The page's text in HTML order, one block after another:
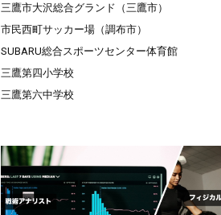
三鷹市大沢総合グランド（三鷹市）
市民西町サッカー場（調布市）
SUBARU総合スポーツセンター体育館
三鷹第四小学校
三鷹第六中学校